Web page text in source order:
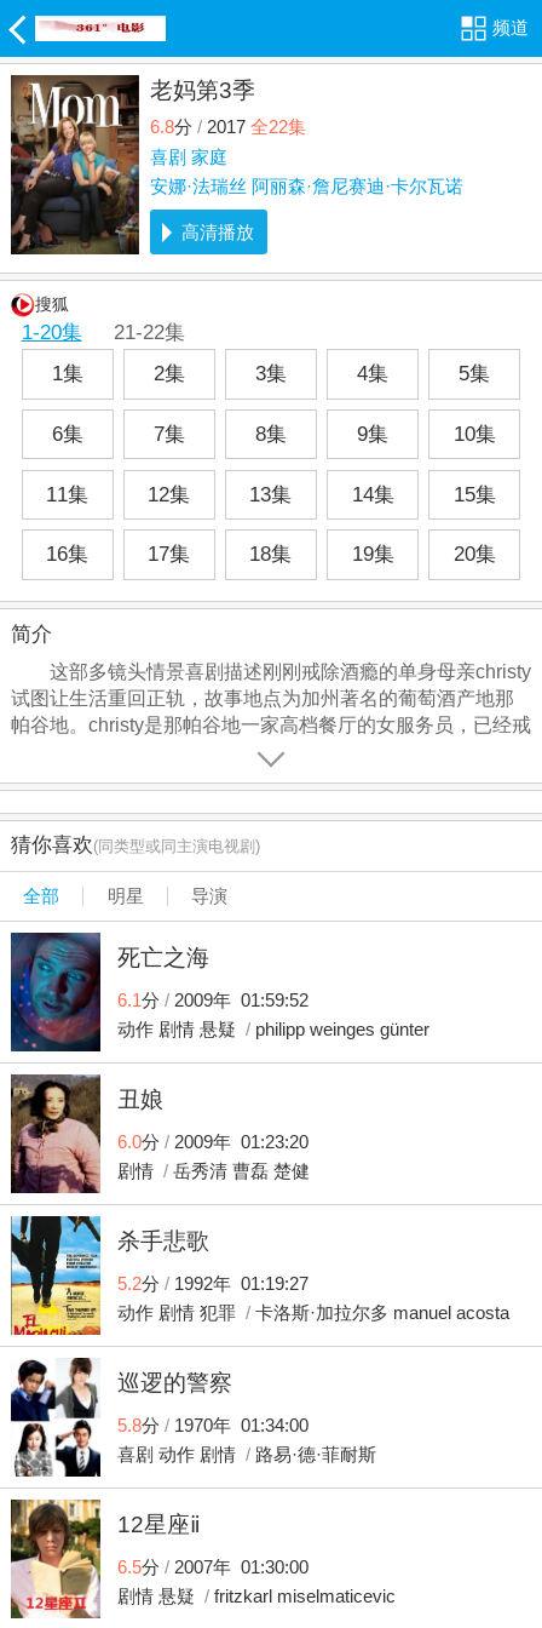
频道
老妈第3季
6.8分 /2017 全22集
喜剧 家庭
安娜·法瑞丝 阿丽森·詹尼赛迪·卡尔瓦诺
高清播放
搜狐
1-20集
21-22集
1集
2集 3集 4集 5集
6集 7集 8集 9集 10集
11集 12集 13集 14集 15集
16集 17集 18集 19集 20集
简介
这部多镜头情景喜剧描述刚刚戒除酒瘾的单身母亲christy
试图让生活重回正轨，故事地点为加州著名的葡萄酒产地那
帕谷地。christy是那帕谷地一家高档餐厅的女服务员，已经戒
酒四个月了。她竭尽全力来当一个好母亲，避免重蹈覆辙
——过去她屡次做出错误的选择，差点把她的一生都给毁
和她一起。bonnie和christy一样也曾是个酒鬼母亲，屡次戒
酒屡次再犯。这一次虽然又戒除了一段时间，但谁能保证她
不再碰酒瓶呢？更糟的是，这次她会不会把女儿也一起拖下
水。
猜你喜欢(同类型或同主演电视剧)
全部 明星 导演
死亡之海
6.1分 /2009年 01:59:52
动作 剧情 悬疑 / philipp weinges günter
丑娘
6.0分 /2009年 01:23:20
剧情 / 岳秀清 曹磊 楚健
杀手悲歌
5.2分 /1992年 01:19:27
动作 剧情 犯罪 / 卡洛斯·加拉尔多 manuel acosta
巡逻的警察
5.8分 /1970年 01:34:00
喜剧 动作 剧情 / 路易·德·菲耐斯
12星座ⅱ
6.5分 /2007年 01:30:00
剧情 悬疑 / fritzkarl miselmaticevic